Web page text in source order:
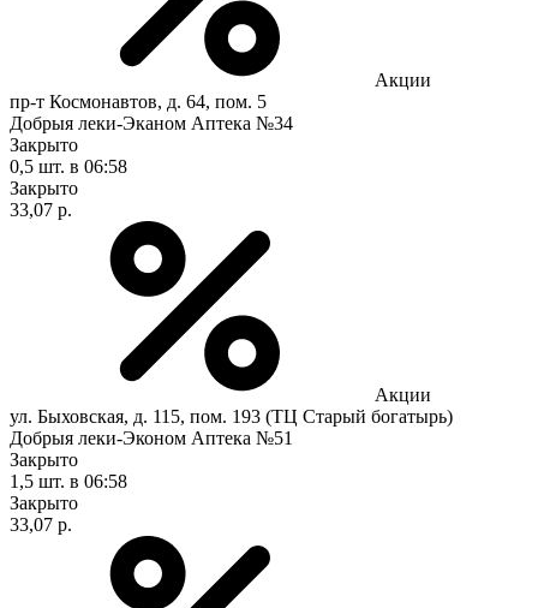
Акции
пр-т Космонавтов, д. 64, пом. 5
Добрыя леки-Эканом Аптека №34
Закрыто
0,5 шт. в 06:58
Закрыто
33,07 р.
Акции
ул. Быховская, д. 115, пом. 193 (ТЦ Старый богатырь)
Добрыя леки-Эконом Аптека №51
Закрыто
1,5 шт. в 06:58
Закрыто
33,07 р.